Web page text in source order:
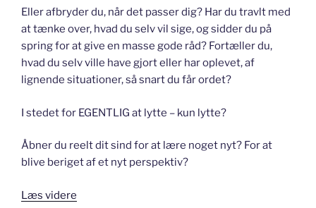
Eller afbryder du, når det passer dig? Har du travlt med
at tænke over, hvad du selv vil sige, og sidder du på
spring for at give en masse gode råd? Fortæller du,
hvad du selv ville have gjort eller har oplevet, af
lignende situationer, så snart du får ordet?
I stedet for EGENTLIG at lytte – kun lytte?
Åbner du reelt dit sind for at lære noget nyt? For at
blive beriget af et nyt perspektiv?
Læs videre